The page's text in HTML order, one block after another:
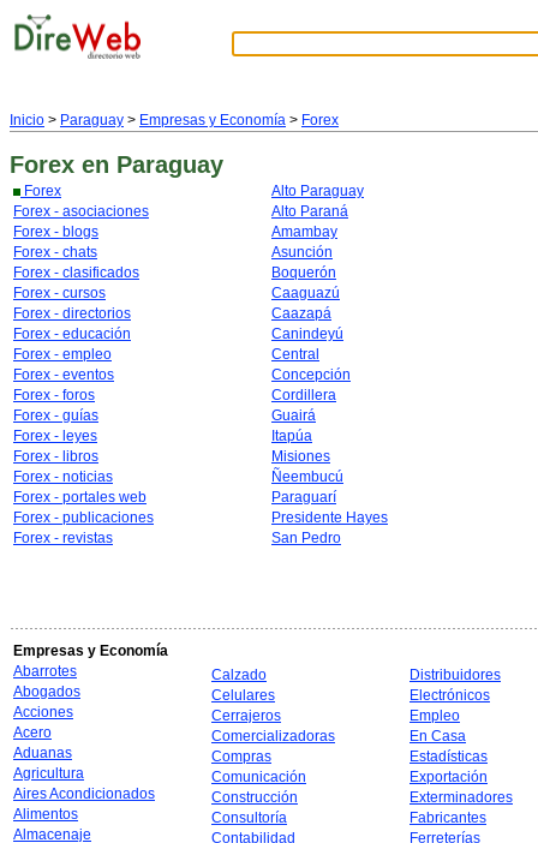
Inicio > Paraguay > Empresas y Economía > Forex
Forex en Paraguay
Forex
Forex - asociaciones
Forex - blogs
Forex - chats
Forex - clasificados
Forex - cursos
Forex - directorios
Forex - educación
Forex - empleo
Forex - eventos
Forex - foros
Forex - guías
Forex - leyes
Forex - libros
Forex - noticias
Forex - portales web
Forex - publicaciones
Forex - revistas
Alto Paraguay
Alto Paraná
Amambay
Asunción
Boquerón
Caaguazú
Caazapá
Canindeyú
Central
Concepción
Cordillera
Guairá
Itapúa
Misiones
Ñeembucú
Paraguarí
Presidente Hayes
San Pedro
Empresas y Economía
Abarrotes
Abogados
Acciones
Acero
Aduanas
Agricultura
Aires Acondicionados
Alimentos
Almacenaje
Calzado
Celulares
Cerrajeros
Comercializadoras
Compras
Comunicación
Construcción
Consultoría
Contabilidad
Distribuidores
Electrónicos
Empleo
En Casa
Estadísticas
Exportación
Exterminadores
Fabricantes
Ferreterías